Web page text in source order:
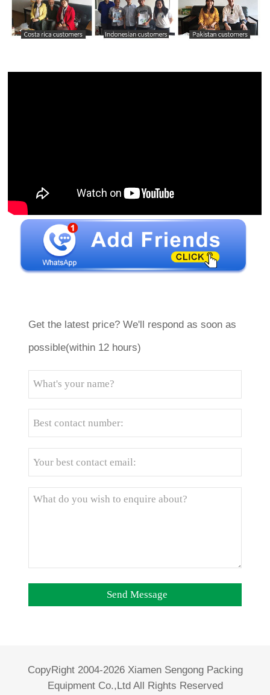
Get the latest price? We'll respond as soon as
possible(within 12 hours)
CopyRight 2004-2026 Xiamen Sengong Packing
Equipment Co.,Ltd All Rights Reserved